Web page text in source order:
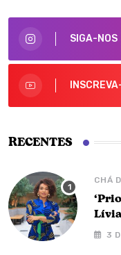
SIGA-NOS
RECENTES
CHÁ
com
3